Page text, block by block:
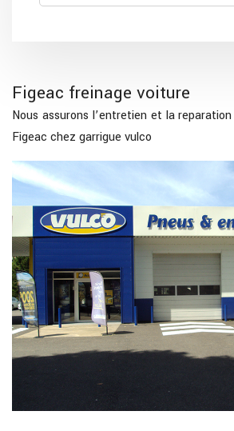
Figeac freinage voiture
Nous assurons l’entretien et la
Figeac chez garrigue vulco